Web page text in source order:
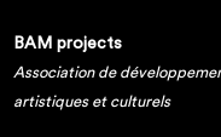
BAM projects
Association de
artistiques et culturels